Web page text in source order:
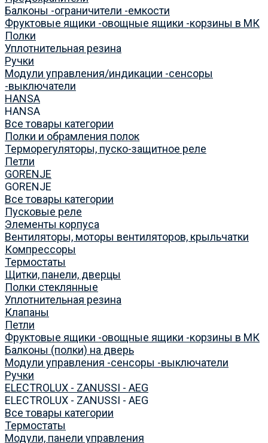
Балконы -ограничители -емкости
Фруктовые ящики -овощные ящики -корзины в МК
Полки
Уплотнительная резина
Ручки
Модули управления/индикации -сенсоры
-выключатели
HANSA
HANSA
Все товары категории
Полки и обрамления полок
Терморегуляторы, пуско-защитное реле
Петли
GORENJE
GORENJE
Все товары категории
Пусковые реле
Элементы корпуса
Вентиляторы, моторы вентиляторов, крыльчатки
Компрессоры
Термостаты
Щитки, панели, дверцы
Полки стеклянные
Уплотнительная резина
Клапаны
Петли
Фруктовые ящики -овощные ящики -корзины в МК
Балконы (полки) на дверь
Модули управления -сенсоры -выключатели
Ручки
ELECTROLUX - ZANUSSI - AEG
ELECTROLUX - ZANUSSI - AEG
Все товары категории
Термостаты
Модули, панели управления